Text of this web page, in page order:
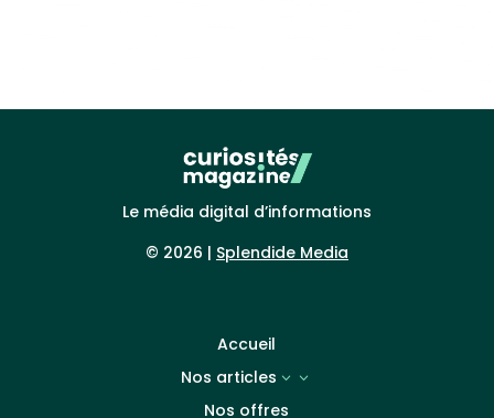
Le média digital d’informations
© 2026 | Splendide Media
Accueil
Nos articles
3
Nos offres